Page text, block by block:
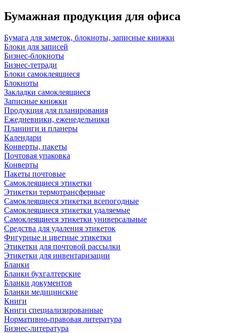
Бумажная продукция для офиса
Бумага для заметок, блокноты, записные книжки
Блоки для записей
Бизнес-блокноты
Бизнес-тетради
Блоки самоклеящиеся
Блокноты
Закладки самоклеящиеся
Записные книжки
Продукция для планирования
Ежедневники, еженедельники
Планинги и планеры
Календари
Конверты, пакеты
Почтовая упаковка
Конверты
Пакеты почтовые
Самоклеящиеся этикетки
Этикетки термотрансферные
Самоклеящиеся этикетки всепогодные
Самоклеящиеся этикетки удаляемые
Самоклеящиеся этикетки универсальные
Средства для удаления этикеток
Фигурные и цветные этикетки
Этикетки для почтовой рассылки
Этикетки для инвентаризации
Бланки
Бланки бухгалтерские
Бланки документов
Бланки медицинские
Книги
Книги специализированные
Нормативно-правовая литература
Бизнес-литература